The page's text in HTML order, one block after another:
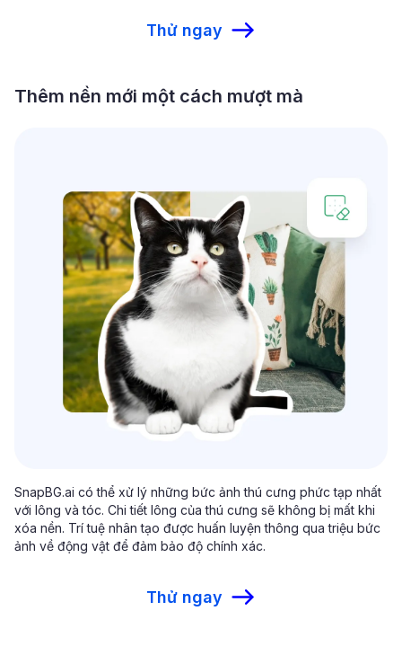
Thử ngay
Thêm nền mới một cách mượt mà
SnapBG.ai có thể xử lý những bức ảnh thú cưng phức tạp nhất
với lông và tóc. Chi tiết lông của thú cưng sẽ không bị mất khi
xóa nền. Trí tuệ nhân tạo được huấn luyện thông qua triệu bức
ảnh về động vật để đảm bảo độ chính xác.
Thử ngay